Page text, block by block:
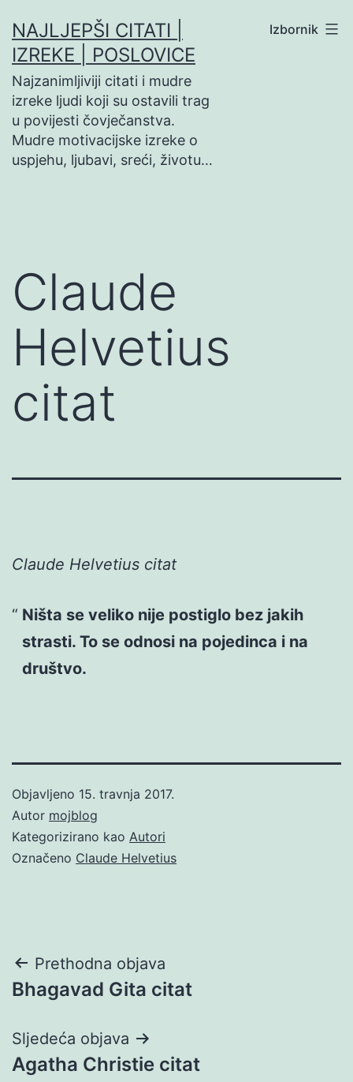
na
sadržaj
NAJLJEPŠI CITATI |
IZREKE | POSLOVICE
Najzanimljiviji citati i mudre
izreke ljudi koji su ostavili trag
u povijesti čovječanstva.
Mudre motivacijske izreke o
uspjehu, ljubavi, sreći, životu…
Izbornik
Claude
Helvetius
citat
Claude Helvetius citat
Ništa se veliko nije postiglo bez jakih
strasti. To se odnosi na pojedinca i na
društvo.
Objavljeno 15. travnja 2017.
Autor mojblog
Kategorizirano kao Autori
Označeno Claude Helvetius
Navigacija
objava
Prethodna objava
Bhagavad Gita citat
Sljedeća objava
Agatha Christie citat